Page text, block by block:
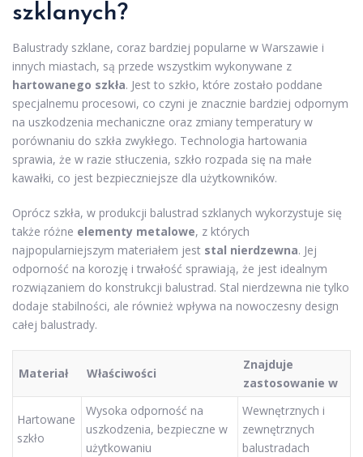
szklanych?
Balustrady szklane, coraz bardziej popularne w Warszawie i
innych miastach, są przede wszystkim wykonywane z
hartowanego szkła. Jest to szkło, które zostało poddane
specjalnemu procesowi, co czyni je znacznie bardziej odpornym
na uszkodzenia mechaniczne oraz zmiany temperatury w
porównaniu do szkła zwykłego. Technologia hartowania
sprawia, że w razie stłuczenia, szkło rozpada się na małe
kawałki, co jest bezpieczniejsze dla użytkowników.
Oprócz szkła, w produkcji balustrad szklanych wykorzystuje się
także różne elementy metalowe, z których
najpopularniejszym materiałem jest stal nierdzewna. Jej
odporność na korozję i trwałość sprawiają, że jest idealnym
rozwiązaniem do konstrukcji balustrad. Stal nierdzewna nie tylko
dodaje stabilności, ale również wpływa na nowoczesny design
całej balustrady.
Materiał Właściwości
Znajduje
zastosowanie w
Hartowane
szkło
Wysoka odporność na
uszkodzenia, bezpieczne w
użytkowaniu
Wewnętrznych i
zewnętrznych
balustradach